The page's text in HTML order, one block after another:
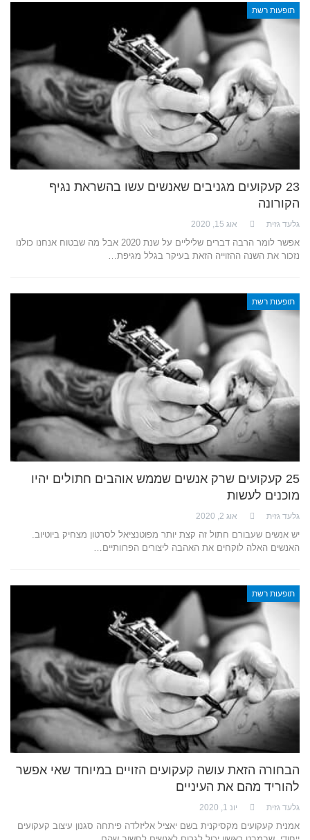
תופעות רשת
23 קעקועים מגניבים שאנשים עשו בהשראת נגיף
הקורונה
גלעד גזית אוג 15, 2020
אפשר לומר הרבה דברים שליליים על שנת 2020 אבל מה שבטוח אנחנו כולנו
נזכור את השנה ההזוייה הזאת בעיקר בגלל מגיפת…
תופעות רשת
25 קעקועים שרק אנשים שממש אוהבים חתולים יהיו
מוכנים לעשות
גלעד גזית אוג 2, 2020
יש אנשים שעבורם חתול זה קצת יותר מפוטנציאל לסרטון מצחיק ביוטיוב.
האנשים האלה לוקחים את האהבה ליצורים הפרוותיים…
תופעות רשת
הבחורה הזאת עושה קעקועים הזויים במיוחד שאי אפשר
להוריד מהם את העיניים
גלעד גזית יונ 1, 2020
אמנית קעקועים מקסיקנית בשם יאציל אליזלדה פיתחה סגנון עיצוב קעקועים